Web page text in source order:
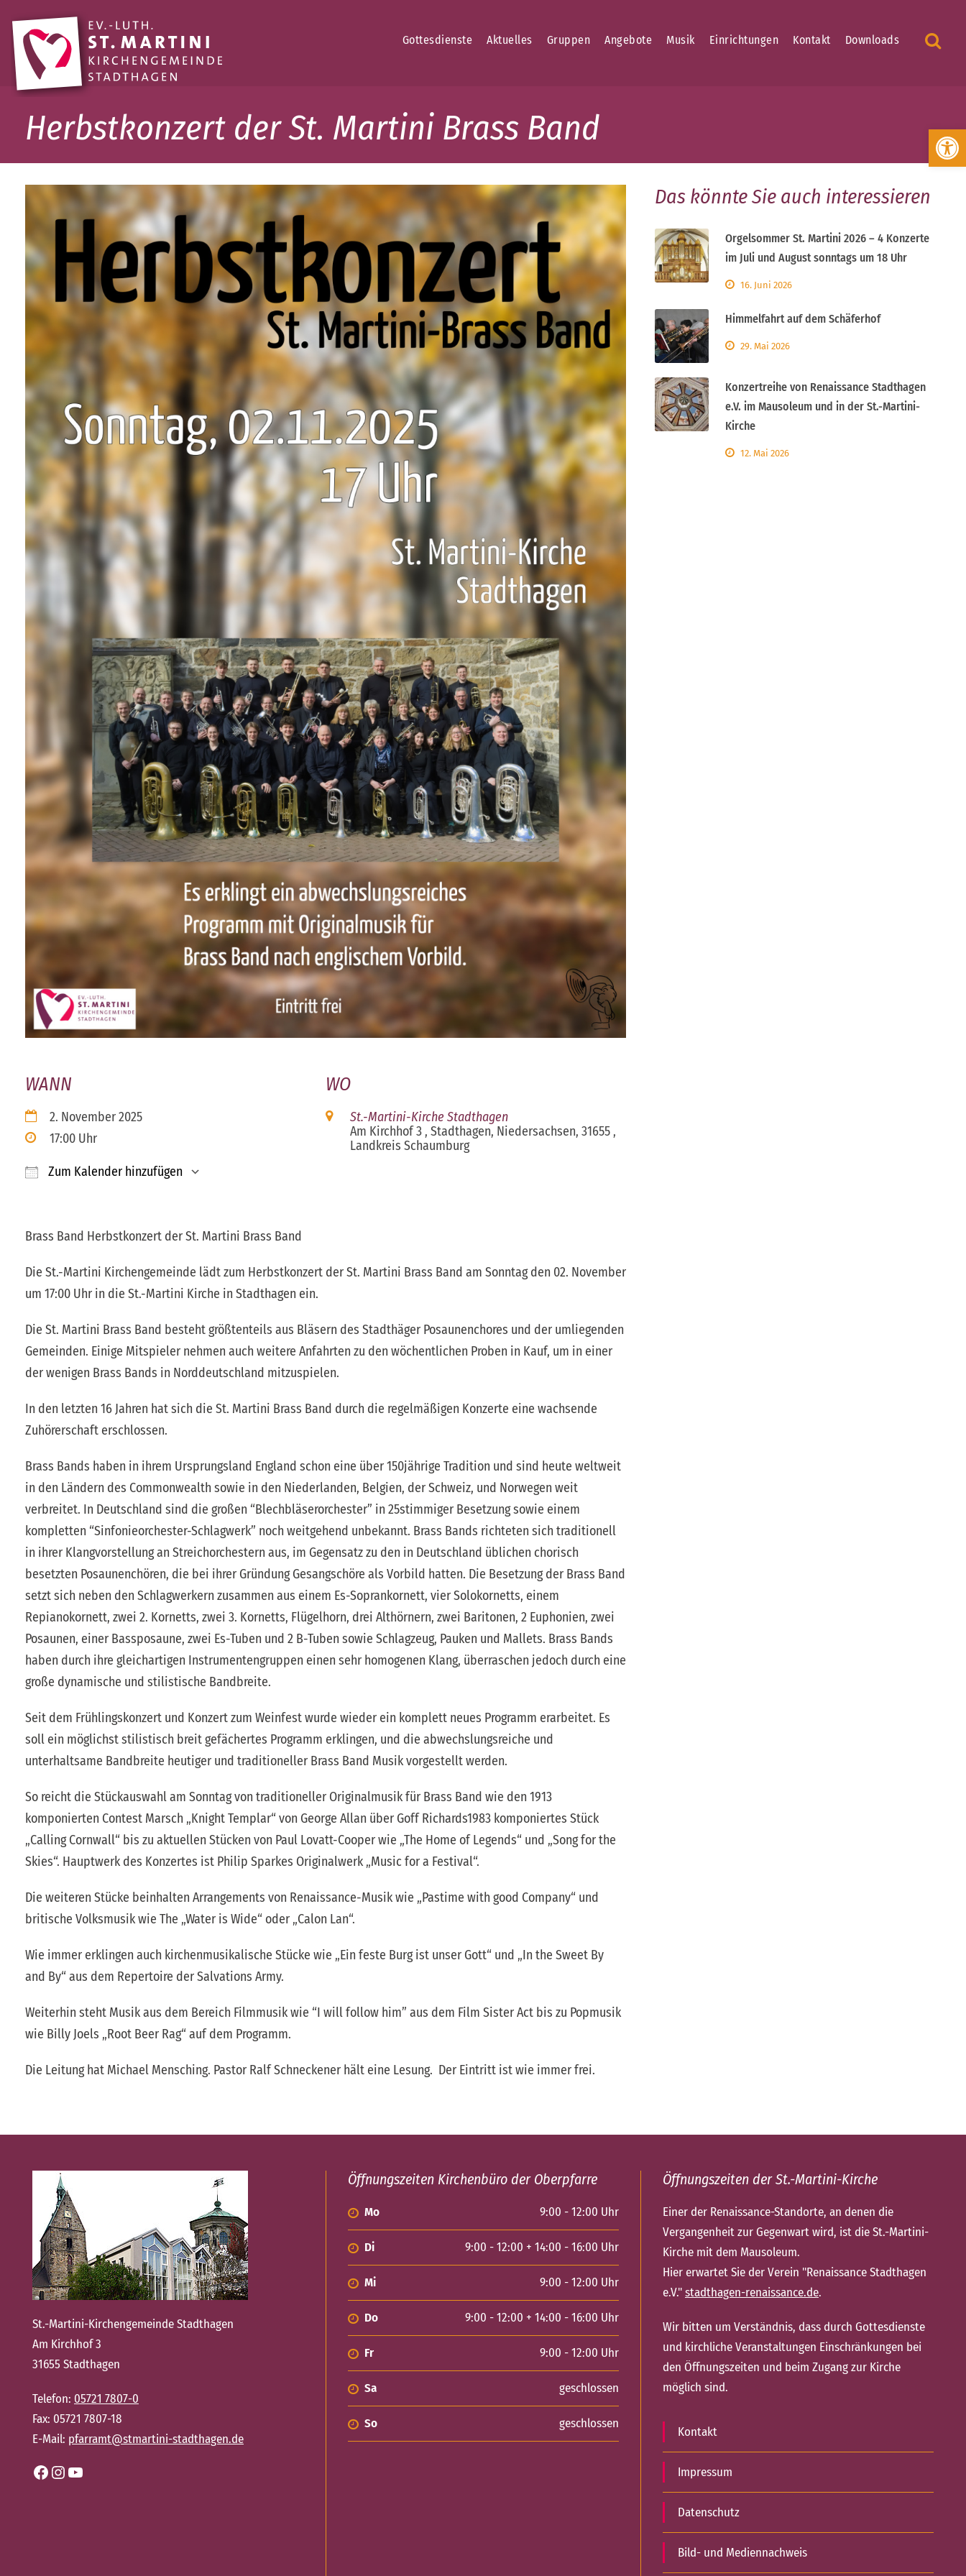
Werkzeugleiste öffnen
Gottesdienste Aktuelles Gruppen Angebote Musik Einrichtungen Kontakt Downloads
Herbstkonzert der St. Martini Brass Band
WANN
2. November 2025
17:00 Uhr
Zum Kalender hinzufügen
WO
St.-Martini-Kirche Stadthagen
Am Kirchhof 3 , Stadthagen, Niedersachsen, 31655 ,
Landkreis Schaumburg
Brass Band Herbstkonzert der St. Martini Brass Band
Die St.-Martini Kirchengemeinde lädt zum Herbstkonzert der St. Martini Brass Band am Sonntag den 02. November
um 17:00 Uhr in die St.-Martini Kirche in Stadthagen ein.
Die St. Martini Brass Band besteht größtenteils aus Bläsern des Stadthäger Posaunenchores und der umliegenden
Gemeinden. Einige Mitspieler nehmen auch weitere Anfahrten zu den wöchentlichen Proben in Kauf, um in einer
der wenigen Brass Bands in Norddeutschland mitzuspielen.
In den letzten 16 Jahren hat sich die St. Martini Brass Band durch die regelmäßigen Konzerte eine wachsende
Zuhörerschaft erschlossen.
Brass Bands haben in ihrem Ursprungsland England schon eine über 150jährige Tradition und sind heute weltweit
in den Ländern des Commonwealth sowie in den Niederlanden, Belgien, der Schweiz, und Norwegen weit
verbreitet. In Deutschland sind die großen “Blechbläserorchester” in 25stimmiger Besetzung sowie einem
kompletten “Sinfonieorchester-Schlagwerk” noch weitgehend unbekannt. Brass Bands richteten sich traditionell
in ihrer Klangvorstellung an Streichorchestern aus, im Gegensatz zu den in Deutschland üblichen chorisch
besetzten Posaunenchören, die bei ihrer Gründung Gesangschöre als Vorbild hatten. Die Besetzung der Brass Band
setzt sich neben den Schlagwerkern zusammen aus einem Es-Soprankornett, vier Solokornetts, einem
Repianokornett, zwei 2. Kornetts, zwei 3. Kornetts, Flügelhorn, drei Althörnern, zwei Baritonen, 2 Euphonien, zwei
Posaunen, einer Bassposaune, zwei Es-Tuben und 2 B-Tuben sowie Schlagzeug, Pauken und Mallets. Brass Bands
haben durch ihre gleichartigen Instrumentengruppen einen sehr homogenen Klang, überraschen jedoch durch eine
große dynamische und stilistische Bandbreite.
Seit dem Frühlingskonzert und Konzert zum Weinfest wurde wieder ein komplett neues Programm erarbeitet. Es
soll ein möglichst stilistisch breit gefächertes Programm erklingen, und die abwechslungsreiche und
unterhaltsame Bandbreite heutiger und traditioneller Brass Band Musik vorgestellt werden.
So reicht die Stückauswahl am Sonntag von traditioneller Originalmusik für Brass Band wie den 1913
komponierten Contest Marsch „Knight Templar“ von George Allan über Goff Richards1983 komponiertes Stück
„Calling Cornwall“ bis zu aktuellen Stücken von Paul Lovatt-Cooper wie „The Home of Legends“ und „Song for the
Skies“. Hauptwerk des Konzertes ist Philip Sparkes Originalwerk „Music for a Festival“.
Die weiteren Stücke beinhalten Arrangements von Renaissance-Musik wie „Pastime with good Company“ und
britische Volksmusik wie The „Water is Wide“ oder „Calon Lan“.
Wie immer erklingen auch kirchenmusikalische Stücke wie „Ein feste Burg ist unser Gott“ und „In the Sweet By
and By“ aus dem Repertoire der Salvations Army.
Weiterhin steht Musik aus dem Bereich Filmmusik wie “I will follow him” aus dem Film Sister Act bis zu Popmusik
wie Billy Joels „Root Beer Rag“ auf dem Programm.
Die Leitung hat Michael Mensching. Pastor Ralf Schneckener hält eine Lesung. Der Eintritt ist wie immer frei.
Das könnte Sie auch interessieren
Orgelsommer St. Martini 2026 – 4 Konzerte
im Juli und August sonntags um 18 Uhr
16. Juni 2026
Himmelfahrt auf dem Schäferhof
29. Mai 2026
Konzertreihe von Renaissance Stadthagen
e.V. im Mausoleum und in der St.-Martini-
Kirche
12. Mai 2026
St.-Martini-Kirchengemeinde Stadthagen
Am Kirchhof 3
31655 Stadthagen
Telefon: 05721 7807-0
Fax: 05721 7807-18
E-Mail: pfarramt@stmartini-stadthagen.de
Facebook Instagram YouTube
Öffnungszeiten Kirchenbüro der Oberpfarre
Mo 9:00 - 12:00 Uhr
Di 9:00 - 12:00 + 14:00 - 16:00 Uhr
Mi 9:00 - 12:00 Uhr
Do 9:00 - 12:00 + 14:00 - 16:00 Uhr
Fr 9:00 - 12:00 Uhr
Sa geschlossen
So geschlossen
Öffnungszeiten der St.-Martini-Kirche
Einer der Renaissance-Standorte, an denen die
Vergangenheit zur Gegenwart wird, ist die St.-Martini-
Kirche mit dem Mausoleum.
Hier erwartet Sie der Verein "Renaissance Stadthagen
e.V."stadthagen-renaissance.de.
Wir bitten um Verständnis, dass durch Gottesdienste
und kirchliche Veranstaltungen Einschränkungen bei
den Öffnungszeiten und beim Zugang zur Kirche
möglich sind.
Kontakt
Impressum
Datenschutz
Bild- und Mediennachweis